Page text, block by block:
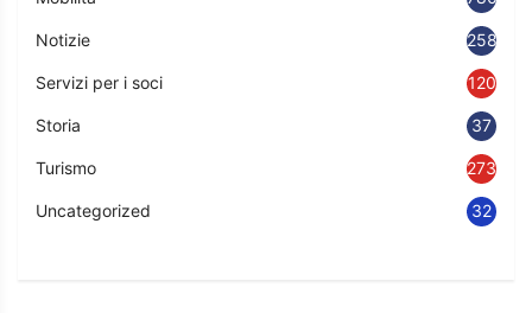
Notizie 2583
Servizi per i soci 120
Storia 37
Turismo 273
Uncategorized 32